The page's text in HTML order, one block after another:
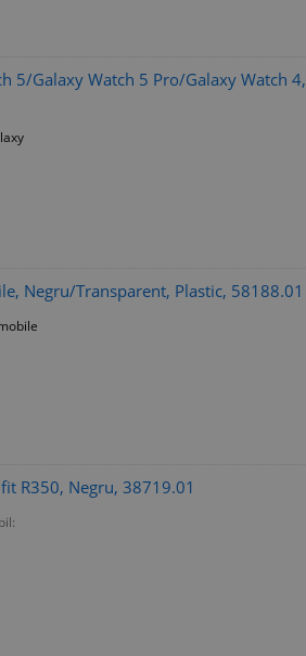
5/Galaxy Watch 5 Pro/Galaxy Watch 4,
Negru/Transparent, Plastic, 58188.01
R350, Negru, 38719.01